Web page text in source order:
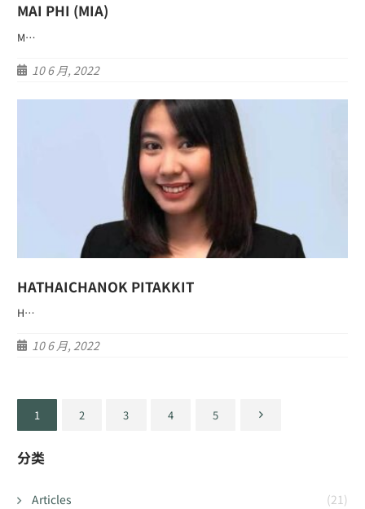
MAI PHI (MIA)
M…
10 6 月, 2022
HATHAICHANOK PITAKKIT
H…
10 6 月, 2022
1 2 3 4 5
分类
Articles (21)